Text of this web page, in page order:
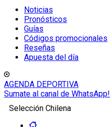
Noticias
Pronósticos
Guías
Códigos promocionales
Reseñas
Apuesta del día
AGENDA DEPORTIVA
Sumate al canal de WhatsApp!
Selección Chilena